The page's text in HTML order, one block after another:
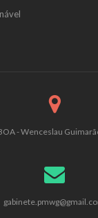
- Wenceslau